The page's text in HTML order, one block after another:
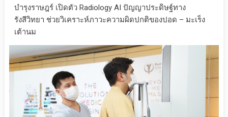
บำรุงราษฎร์ เปิดตัว Radiology AI ปัญญาประดิษฐ์ทาง
รังสีวิทยา ช่วยวิเคราะห์ภาวะความผิดปกติของปอด – มะเร็ง
เต้านม